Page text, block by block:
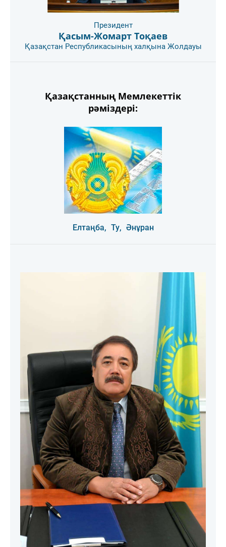
Президент
Қасым-Жомарт Тоқаев
Қазақстан Республикасының халқына Жолдауы
Қазақстанның Мемлекеттік
рәміздері:
Елтаңба, Ту, Әнұран